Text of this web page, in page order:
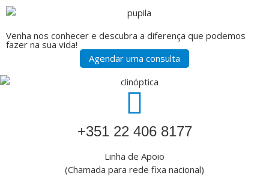
Venha nos conhecer e descubra a diferença que podemos
fazer na sua vida!
Agendar uma consulta
‎+351 22 406 8177
Linha de Apoio
(Chamada para rede fixa nacional)